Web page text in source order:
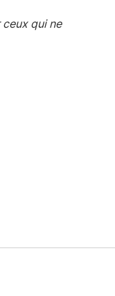
qui ne